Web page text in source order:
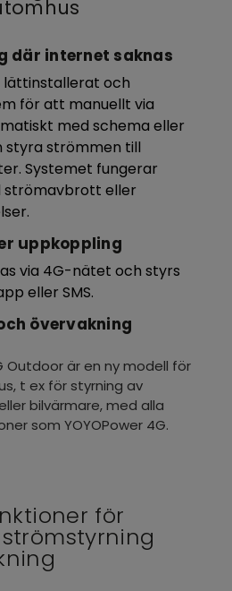
där internet saknas
lättinstallerat och
för att manuellt via
med schema eller
strömmen till
Systemet fungerar
strömavbrott eller
uppkoppling
via 4G-nätet och styrs
eller SMS.
övervakning
Outdoor är en ny modell för
t ex för styrning av
bilvärmare, med alla
som YOYOPower 4G.
för